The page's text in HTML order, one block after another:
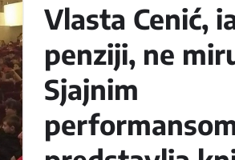
Vlasta Cenić,
penziji, ne
Sjajnim